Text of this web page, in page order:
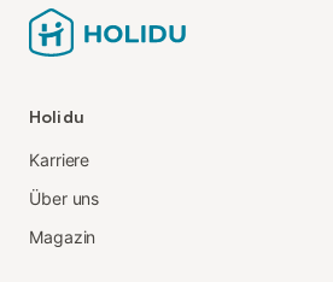
Holidu
Karriere
Über uns
Magazin